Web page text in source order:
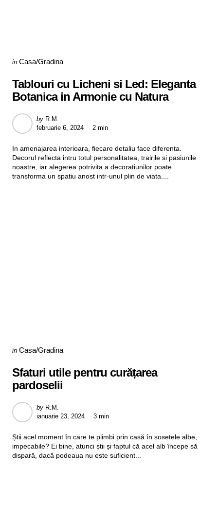
Categories
Posted
in Casa/Gradina
Tablouri cu Licheni si Led: Eleganta
Botanica in Armonie cu Natura
Posted
by
by R.M.
februarie 6, 2024
2 min
In amenajarea interioara, fiecare detaliu face diferenta.
Decorul reflecta intru totul personalitatea, trairile si pasiunile
noastre, iar alegerea potrivita a decoratiunilor poate
transforma un spatiu anost intr-unul plin de viata....
Categories
Posted
in Casa/Gradina
Sfaturi utile pentru curățarea
pardoselii
Posted
by
by R.M.
ianuarie 23, 2024
3 min
Știi acel moment în care te plimbi prin casă în șosetele albe,
impecabile? Ei bine, atunci știi și faptul că acel alb începe să
dispară, dacă podeaua nu este suficient...